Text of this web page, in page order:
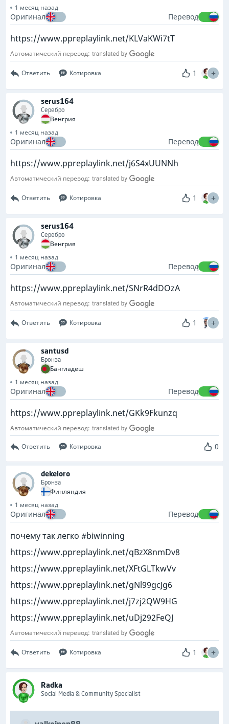
1 месяц назад
Оригинал Перевод
https://www.ppreplaylink.net/KLVaKWi7tT
Автоматический перевод:
Ответить Котировка 1
serus164
Серебро
Венгрия
1 месяц назад
Оригинал Перевод
https://www.ppreplaylink.net/j6S4xUUNNh
Автоматический перевод:
Ответить Котировка 1
serus164
Серебро
Венгрия
1 месяц назад
Оригинал Перевод
https://www.ppreplaylink.net/SNrR4dDOzA
Автоматический перевод:
Ответить Котировка 1
santusd
Бронза
Бангладеш
1 месяц назад
Оригинал Перевод
https://www.ppreplaylink.net/GKk9Fkunzq
Автоматический перевод:
Ответить Котировка 0
dekeloro
Бронза
Финляндия
1 месяц назад
Оригинал Перевод
почему так легко #biwinning
https://www.ppreplaylink.net/qBzX8nmDv8
https://www.ppreplaylink.net/XFtGLTkwVv
https://www.ppreplaylink.net/gNl99gcJg6
https://www.ppreplaylink.net/j7zj2QW9HG
https://www.ppreplaylink.net/uDj292FeQJ
Автоматический перевод:
Ответить Котировка 1
Radka
Social Media & Community Specialist